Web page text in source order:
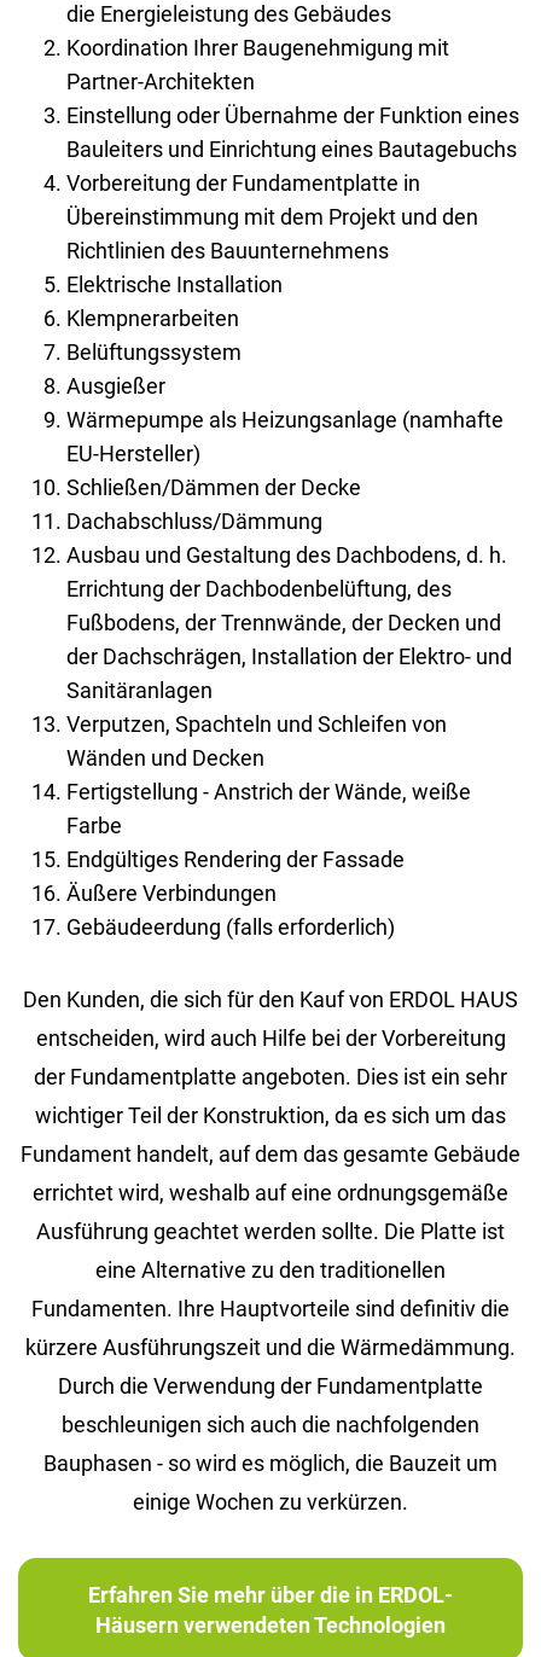
die Energieleistung des Gebäudes
Koordination Ihrer Baugenehmigung mit
Partner-Architekten
Einstellung oder Übernahme der Funktion eines
Bauleiters und Einrichtung eines Bautagebuchs
Vorbereitung der Fundamentplatte in
Übereinstimmung mit dem Projekt und den
Richtlinien des Bauunternehmens
Elektrische Installation
Klempnerarbeiten
Belüftungssystem
Ausgießer
Wärmepumpe als Heizungsanlage (namhafte
EU-Hersteller)
Schließen/Dämmen der Decke
Dachabschluss/Dämmung
Ausbau und Gestaltung des Dachbodens, d. h.
Errichtung der Dachbodenbelüftung, des
Fußbodens, der Trennwände, der Decken und
der Dachschrägen, Installation der Elektro- und
Sanitäranlagen
Verputzen, Spachteln und Schleifen von
Wänden und Decken
Fertigstellung - Anstrich der Wände, weiße
Farbe
Endgültiges Rendering der Fassade
Äußere Verbindungen
Gebäudeerdung (falls erforderlich)
Den Kunden, die sich für den Kauf von ERDOL HAUS
entscheiden, wird auch Hilfe bei der Vorbereitung
der Fundamentplatte angeboten. Dies ist ein sehr
wichtiger Teil der Konstruktion, da es sich um das
Fundament handelt, auf dem das gesamte Gebäude
errichtet wird, weshalb auf eine ordnungsgemäße
Ausführung geachtet werden sollte. Die Platte ist
eine Alternative zu den traditionellen
Fundamenten. Ihre Hauptvorteile sind definitiv die
kürzere Ausführungszeit und die Wärmedämmung.
Durch die Verwendung der Fundamentplatte
beschleunigen sich auch die nachfolgenden
Bauphasen - so wird es möglich, die Bauzeit um
einige Wochen zu verkürzen.
Erfahren Sie mehr über die in ERDOL-
Häusern verwendeten Technologien